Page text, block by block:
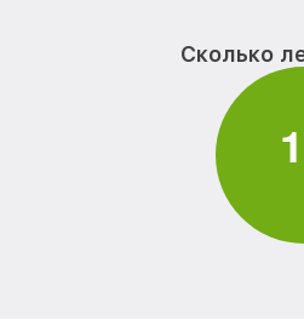
Сколько
1